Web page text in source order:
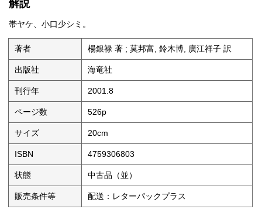
解説
帯ヤケ、小口少シミ。
著者 楊銀禄 著 ; 莫邦富, 鈴木博, 廣江祥子 訳
出版社 海竜社
刊行年 2001.8
ページ数 526p
サイズ 20cm
ISBN 4759306803
状態 中古品（並）
販売条件等 配送：レターパックプラス